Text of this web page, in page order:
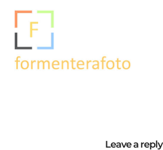
Leave a reply